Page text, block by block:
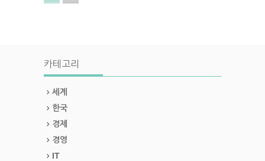
카테고리
세계
한국
경제
경영
IT